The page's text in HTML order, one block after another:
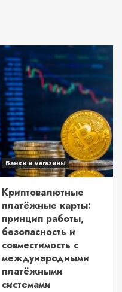
Банки и магазины
Криптовалютные
платёжные карты:
принцип работы,
безопасность и
совместимость с
международными
платёжными
системами